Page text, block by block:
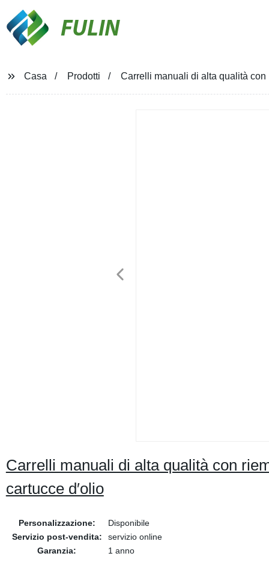
FULIN
Casa Prodotti Carrelli manuali di alta qualità con
Carrelli manuali di alta qualità con
cartucce d′olio
Personalizzazione:
Disponibile
Servizio post-vendita:
servizio online
Garanzia:
1 anno